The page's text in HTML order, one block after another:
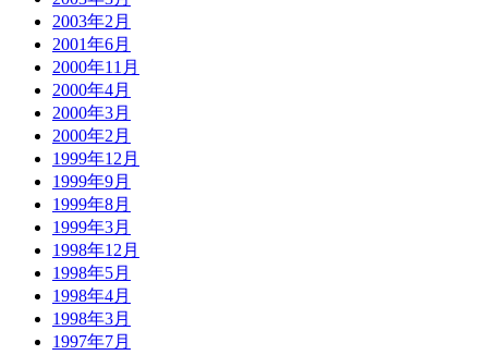
2003年2月
2001年6月
2000年11月
2000年4月
2000年3月
2000年2月
1999年12月
1999年9月
1999年8月
1999年3月
1998年12月
1998年5月
1998年4月
1998年3月
1997年7月